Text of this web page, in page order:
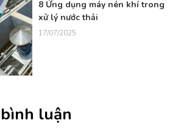
8 Ứng dụng máy nén khí trong
xử lý nước thải
17/07/2025
luận